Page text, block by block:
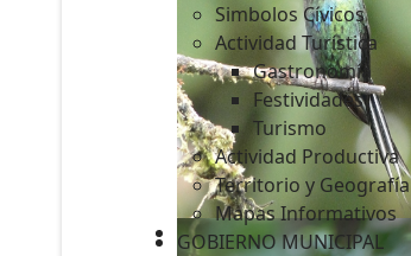
Simbolos Cívicos
Actividad Turística
Gastronomía
Festividades
Turismo
Actividad Productiva
Territorio y Geografía
Mapas Informativos
GOBIERNO MUNICIPAL